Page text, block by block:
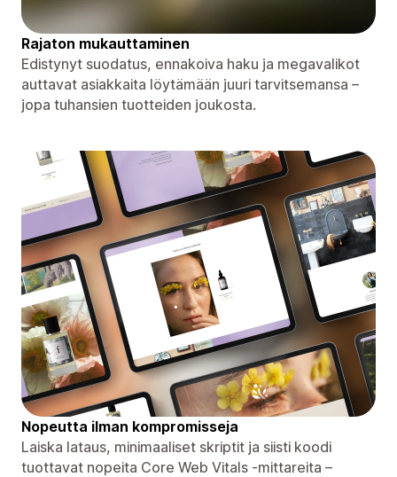
Rajaton mukauttaminen
Edistynyt suodatus, ennakoiva haku ja megavalikot
auttavat asiakkaita löytämään juuri tarvitsemansa –
jopa tuhansien tuotteiden joukosta.
Nopeutta ilman kompromisseja
Laiska lataus, minimaaliset skriptit ja siisti koodi
tuottavat nopeita Core Web Vitals -mittareita –